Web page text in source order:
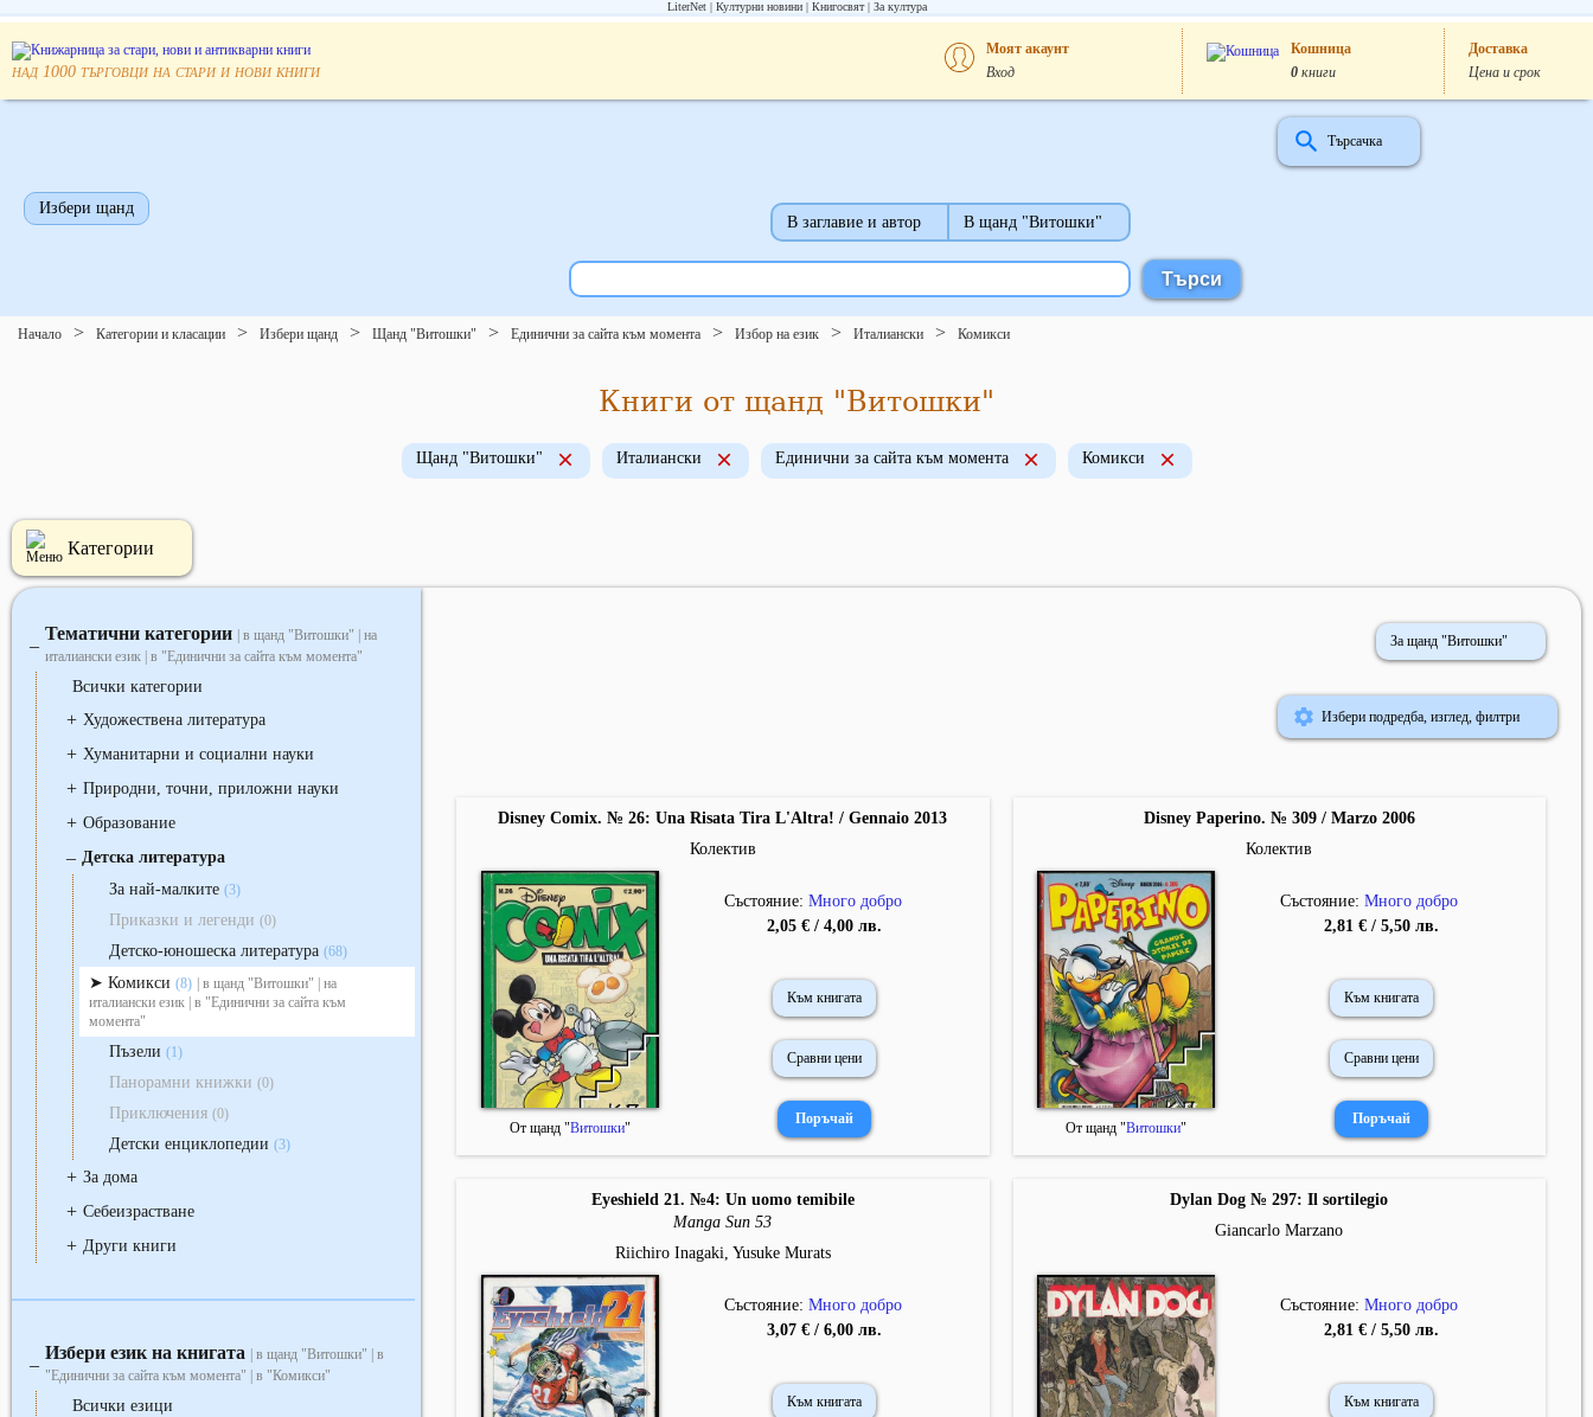
LiterNet Културни новини Книгосвят За култура
над 1000 търговци на стари и нови книги
Моят акаунт
Вход
Кошница
0 книги
Доставка
Цена и срок
Избери щанд
Търсачка
В заглавие и автор В щанд "Витошки"
Начало Категории и класации Избери щанд Щанд "Витошки" Единични за сайта към момента Избор на език Италиански Комикси
Книги от щанд "Витошки"
Щанд "Витошки" Италиански Единични за сайта към момента Комикси
Категории
‒
Тематични категории
| в щанд "Витошки" | на
италиански език | в "Единични за сайта към момента"
Всички категории
+ Художествена литература
+ Хуманитарни и социални науки
+ Природни, точни, приложни науки
+ Образование
‒ Детска литература
За най-малките (3)
Приказки и легенди (0)
Детско-юношеска литература (68)
Комикси (8)
| в щанд "Витошки" | на
италиански език | в "Единични за сайта към
момента"
Пъзели (1)
Панорамни книжки (0)
Приключения (0)
Детски енциклопедии (3)
+ За дома
+ Себеизрастване
+ Други книги
‒
Избери език на книгата
| в щанд "Витошки" | в
"Единични за сайта към момента" | в "Комикси"
Всички езици
За щанд "Витошки"
Избери подредба, изглед, филтри
Disney Comix. № 26: Una Risata Tira L'Altra! / Gennaio 2013
Колектив
От щанд "Витошки"
Състояние: Много добро
2,05 € / 4,00 лв.
Към книгата
Сравни цени
Disney Paperino. № 309 / Marzo 2006
Колектив
От щанд "Витошки"
Състояние:Много добро
2,81 € / 5,50 лв.
Към книгата
Сравни цени
Eyeshield 21. №4: Un uomo temibile
Manga Sun 53
Riichiro Inagaki, Yusuke Murats
Състояние: Много добро
3,07 € / 6,00 лв.
Към книгата
Dylan Dog № 297: Il sortilegio
Giancarlo Marzano
Състояние:Много добро
2,81 € / 5,50 лв.
Към книгата